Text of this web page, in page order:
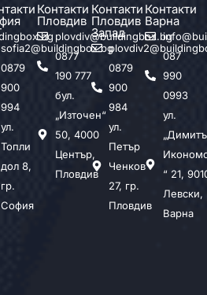
sofia2@buildingbox.bg
0879
900
994
ул.
Топли
дол 8,
гр.
София
Контакти
Пловдив
plovdiv@buildingbox.bg
0877
190 777
бул.
„Източен“
50, 4000
Център,
Пловдив
Контакти
Пловдив
Запад
0879
900
984
ул.
Петър
Ченков
27, гр.
Пловдив
Контакти
Варна
087
990
0993
ул.
“ 21,
Левски,
Варна